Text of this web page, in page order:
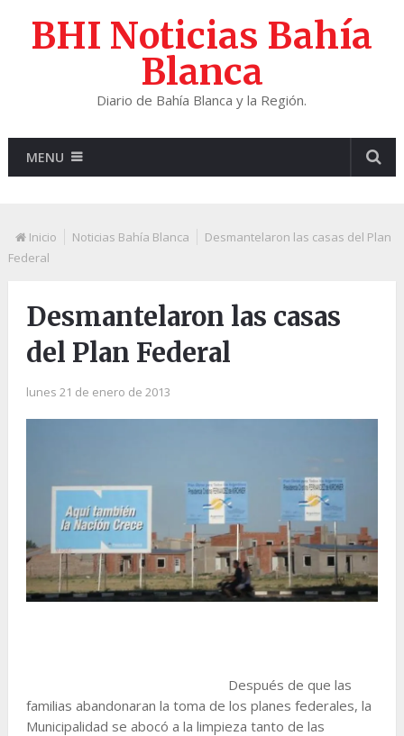
BHI Noticias Bahía
Blanca
Diario de Bahía Blanca y la Región.
MENU
Inicio Noticias Bahía Blanca
Desmantelaron las casas del Plan
Federal
Desmantelaron las casas
del Plan Federal
lunes 21 de enero de 2013
Después de que las
familias abandonaran la toma de los planes federales, la
Municipalidad se abocó a la limpieza tanto de las